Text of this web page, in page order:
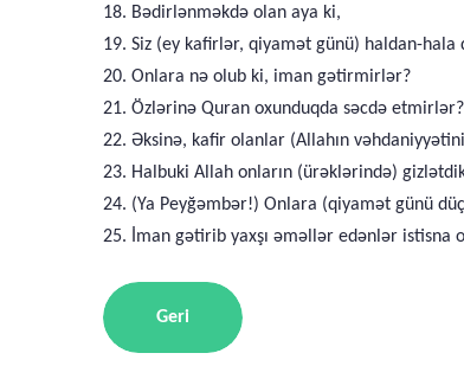
18. Bədirlənməkdə olan aya ki,
19. Siz (ey kafirlər, qiyamət günü) haldan-hala
20. Onlara nə olub ki, iman gətirmirlər?
21. Özlərinə Quran oxunduqda səcdə etmirlər?
22. Əksinə, kafir olanlar (Allahın
23. Halbuki Allah onların (ürəklərində)
24. (Ya Peyğəmbər!) Onlara (qiyamət günü
25. İman gətirib yaxşı əməllər edənlər istisna
Geri